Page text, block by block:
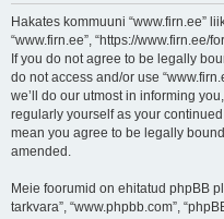
Hakates kommuuni “www.firn.ee”
“www.firn.ee”, “https://www.firn.ee/
If you do not agree to be legally
do not access and/or use
we’ll do our utmost in informing
regularly yourself as your
mean you agree to be legally
amended.
Meie foorumid on ehitatud phpBB
tarkvara”, “www.phpbb.com”,